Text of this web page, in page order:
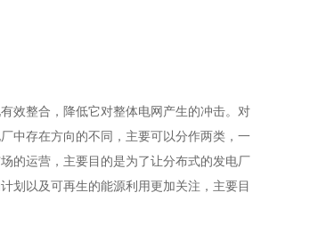
效整合，降低它对整体电网产生的冲击。对
中存在方向的不同，主要可以分作两类，一
的运营，主要目的是为了让分布式的发电厂
划以及可再生的能源利用更加关注，主要目